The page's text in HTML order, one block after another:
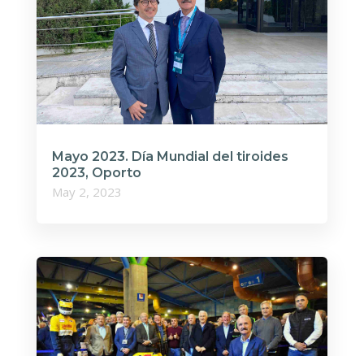
Mayo 2023. Día Mundial del tiroides
2023, Oporto
May 2, 2023